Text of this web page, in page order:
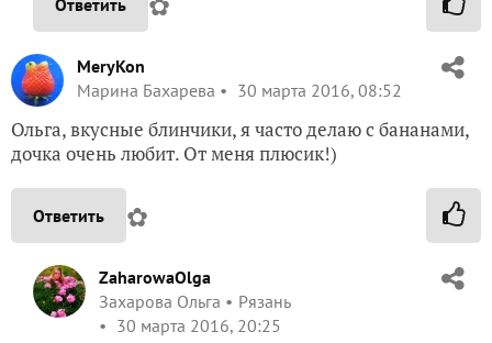
MeryKon
Марина Бахарева
30 марта 2016, 08:52
Ольга, вкусные блинчики, я часто делаю с бананами,
дочка очень любит. От меня плюсик!)
Ответить ✿
ZaharowaOlga
Захарова Ольга
Рязань
30 марта 2016, 20:25